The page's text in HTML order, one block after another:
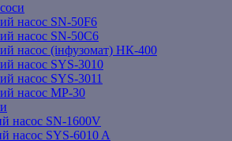
насос SN-50F6
насос SN-50C6
насос (інфузомат) НК-400
насос SYS-3010
насос SYS-3011
насос MP-30
насос SN-1600V
насос SYS-6010 A